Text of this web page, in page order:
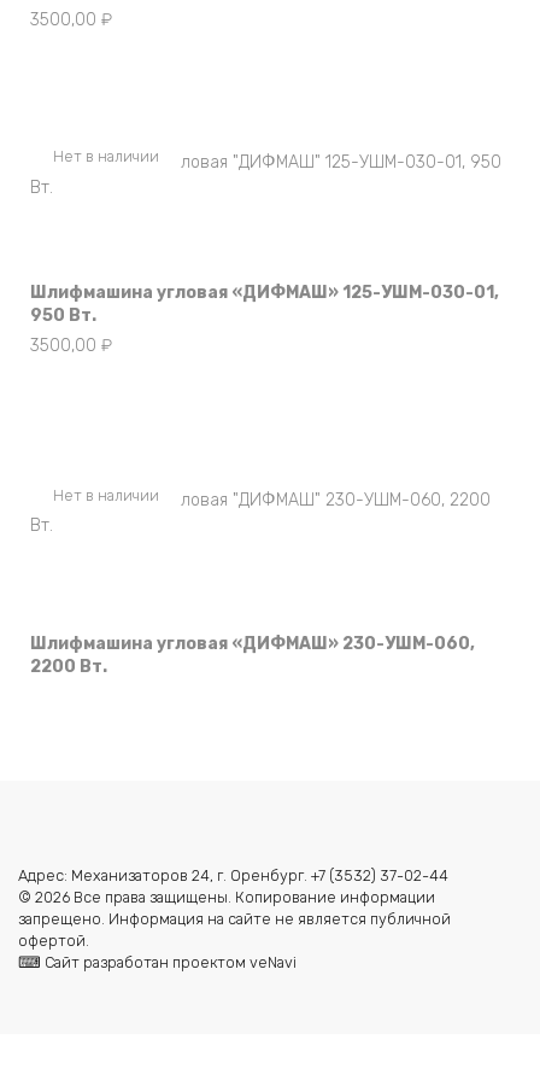
3500,00 ₽
Нет в наличии
Шлифмашина угловая «ДИФМАШ» 125-УШМ-030-01,
950 Вт.
3500,00 ₽
Нет в наличии
Шлифмашина угловая «ДИФМАШ» 230-УШМ-060,
2200 Вт.
Адрес: Механизаторов 24, г. Оренбург. +7 (3532) 37-02-44
© 2026 Все права защищены. Копирование информации
запрещено. Информация на сайте не является публичной
офертой.
⌨ Сайт разработан проектом veNavi